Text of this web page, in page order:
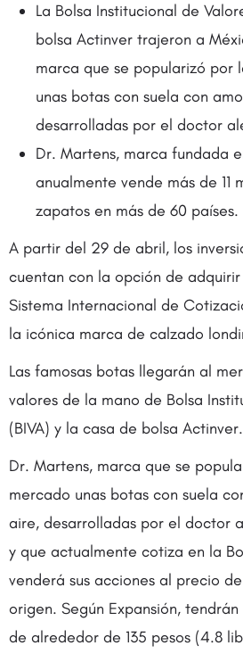
La Bolsa Institucional de
bolsa Actinver trajeron a
marca que se popularizó por
unas botas con suela con
desarrolladas por el doctor
Dr. Martens, marca fundada
anualmente vende más de 11
zapatos en más de 60 países.
A partir del 29 de abril, los
cuentan con la opción de
Sistema Internacional de
la icónica marca de calzado
Las famosas botas llegarán al
valores de la mano de Bolsa
(BIVA) y la casa de bolsa Actinver.
Dr. Martens, marca que se
mercado unas botas con suela
aire, desarrolladas por el doctor
y que actualmente cotiza en la
venderá sus acciones al precio
origen. Según Expansión,
de alrededor de 135 pesos (4.8